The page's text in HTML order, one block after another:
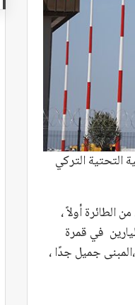
التحتية التركي
الطائرة أولاً ،
في قمرة
جميل جدًا ،